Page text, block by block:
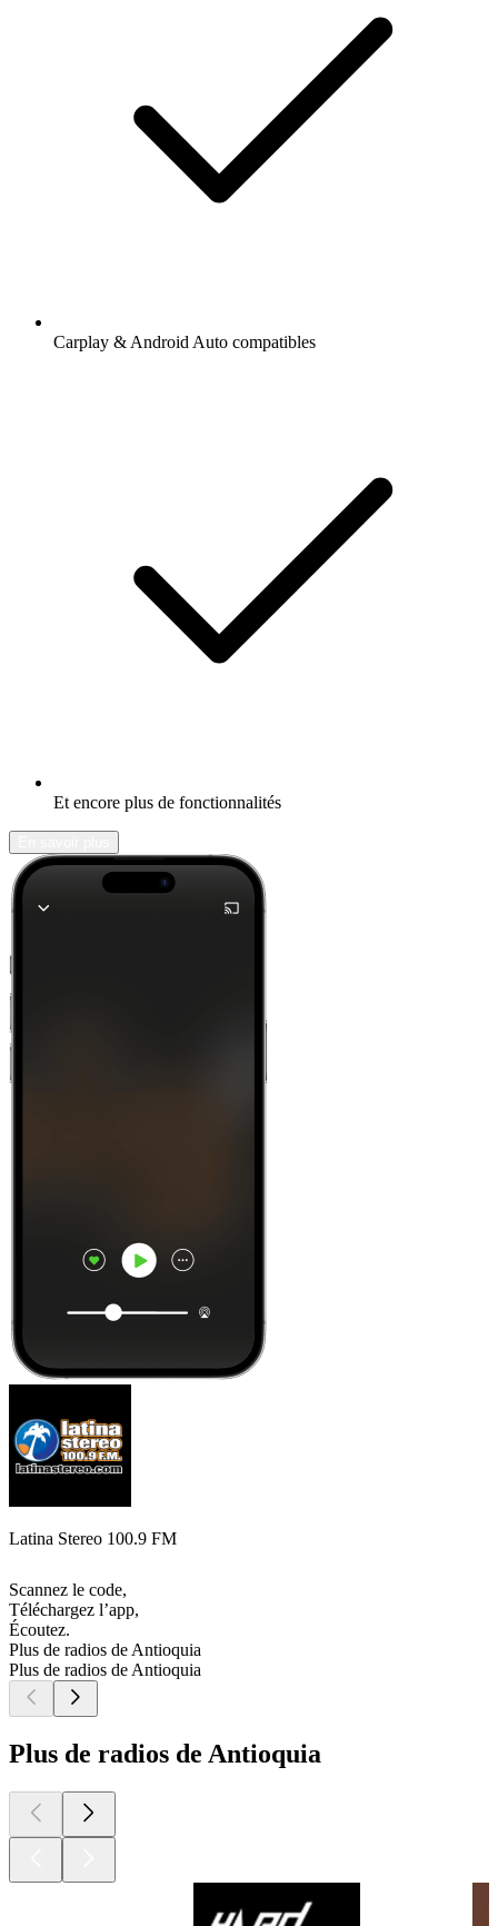
Carplay & Android Auto compatibles
Et encore plus de fonctionnalités
Latina Stereo 100.9 FM
Scannez le code,
Téléchargez l’app,
Écoutez.
Plus de radios de Antioquia
Plus de radios de Antioquia
Plus de radios de Antioquia